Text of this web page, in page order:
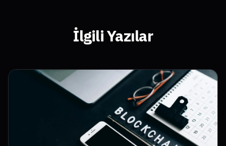
İlgili Yazılar